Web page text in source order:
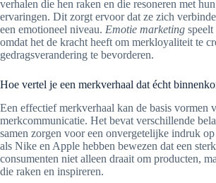
verhalen die hen raken en die resoneren met
ervaringen. Dit zorgt ervoor dat ze zich
een emotioneel niveau. Emotie marketing
omdat het de kracht heeft om merkloyaliteit te
gedragsverandering te bevorderen.
Hoe vertel je een merkverhaal dat écht
Een effectief merkverhaal kan de basis vormen
merkcommunicatie. Het bevat verschillende
samen zorgen voor een onvergetelijke indruk
als Nike en Apple hebben bewezen dat een
consumenten niet alleen draait om producten,
die raken en inspireren.